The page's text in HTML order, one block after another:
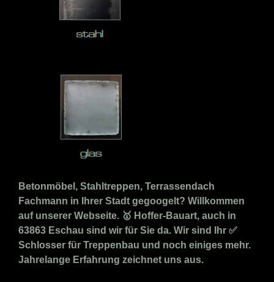
Betonmöbel, Stahltreppen, Terrassendach
Fachmann in Ihrer Stadt gegoogelt? Willkommen
auf unserer Webseite. 🥇 Hoffer-Bauart, auch in
63863 Eschau sind wir für Sie da. Wir sind Ihr ✅
Schlosser für Treppenbau und noch einiges mehr.
Jahrelange Erfahrung zeichnet uns aus.